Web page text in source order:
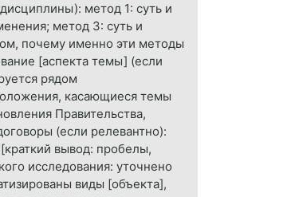
метод 1: суть и
метод 3: суть и
почему именно эти методы
[аспекта темы] (если
рядом
касающиеся темы
Правительства,
(если релевантно):
вывод: пробелы,
исследования: уточнено
виды [объекта],